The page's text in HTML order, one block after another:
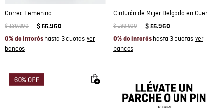
Correa Femenina
$ 139.900 $ 55.960
0% de interés hasta 3 cuotas
Cinturón de Mujer Delgado en Cuero con Herrajes Zamak y Cadena con Llave
$ 139.900 $ 55.960
0% de interés hasta 3 cuotas